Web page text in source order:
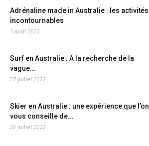
Adrénaline made in Australie : les activités
incontournables
3 août 2022
Surf en Australie : A la recherche de la
vague...
27 juillet 2022
Skier en Australie : une expérience que l’on
vous conseille de...
20 juillet 2022